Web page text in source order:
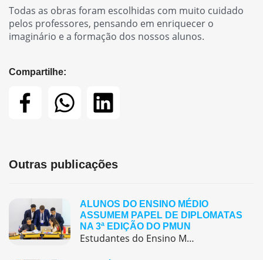
Todas as obras foram escolhidas com muito cuidado
pelos professores, pensando em enriquecer o
imaginário e a formação dos nossos alunos.
Compartilhe:
Outras publicações
ALUNOS DO ENSINO MÉDIO
ASSUMEM PAPEL DE DIPLOMATAS
NA 3ª EDIÇÃO DO PMUN
Estudantes do Ensino Médio do Colégio Pentágono protagonizaram uma simulação da ONU, defendendo posições de países em comitês temáticos e vivenciando, na prática, negociações diplomáticas multilíngues.